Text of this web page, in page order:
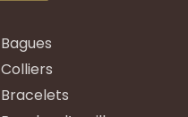
Bagues
Colliers
Bracelets